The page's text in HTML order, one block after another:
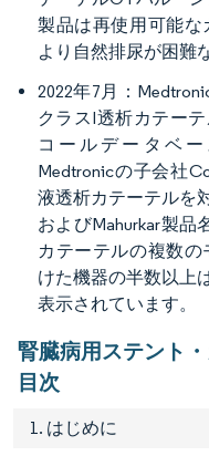
製品は再使用可能
より自然排尿が困難
2022年7月：
クラスI透析カテー
コールデータベ
Medtronicの子会社
液透析カテーテルを
およびMahurkar製
カテーテルの複数
けた機器の半数以上
表示されています。
腎臓病用ステント
目次
1. はじめに